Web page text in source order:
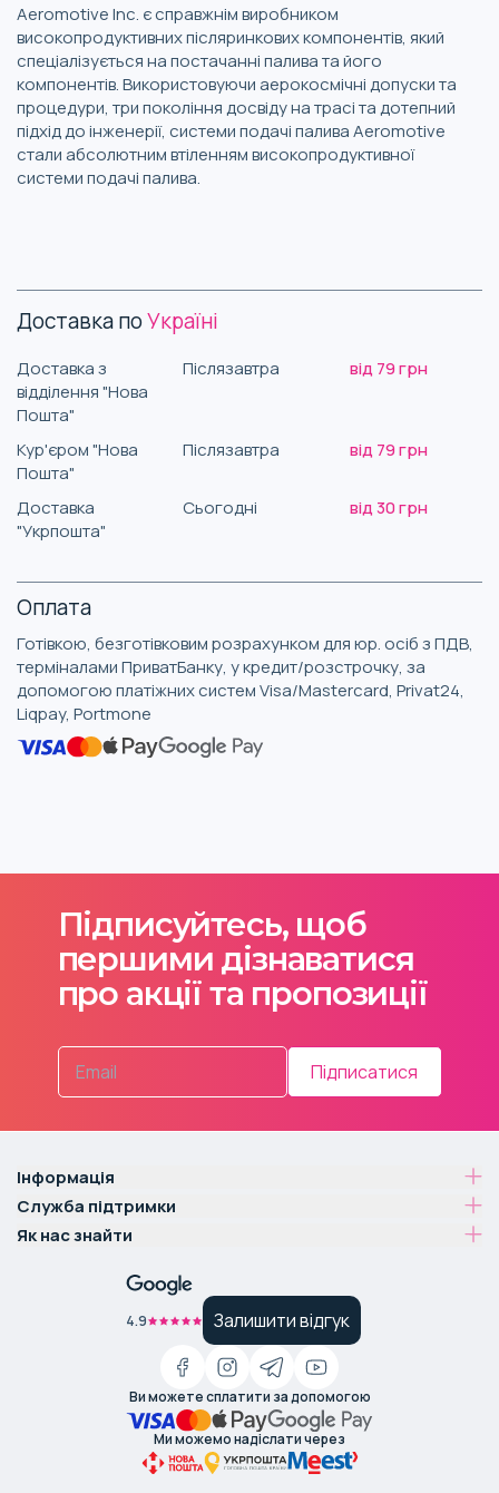
Aeromotive Inc. є справжнім виробником
високопродуктивних післяринкових компонентів, який
спеціалізується на постачанні палива та його
компонентів. Використовуючи аерокосмічні допуски та
процедури, три покоління досвіду на трасі та дотепний
підхід до інженерії, системи подачі палива Aeromotive
стали абсолютним втіленням високопродуктивної
системи подачі палива.
Доставка поУкраїні
Доставка з
відділення "Нова
Пошта"
Післязавтра від 79 грн
Кур'єром "Нова
Пошта"
Післязавтра від 79 грн
Доставка
"Укрпошта"
Сьогодні від 30 грн
Оплата
Готівкою, безготівковим розрахунком для юр. осіб з ПДВ,
терміналами ПриватБанку, у кредит/розстрочку, за
допомогою платіжних систем Visa/Mastercard, Privat24,
Liqpay, Portmone
Підписуйтесь, щоб
першими дізнаватися
про акції та пропозиції
Підписатися
Інформація
Служба підтримки
Як нас знайти
4.9 Залишити відгук
Ви можете сплатити за допомогою
Ми можемо надіслати через